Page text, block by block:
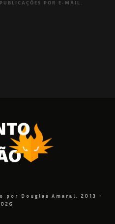
POR E-MAIL.
por Douglas Amaral. 2013 -